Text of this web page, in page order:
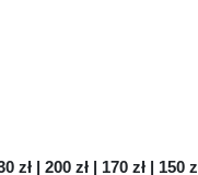
zł | 200 zł | 170 zł | 150